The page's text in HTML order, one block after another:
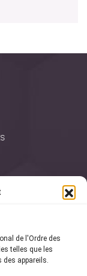
de l'Ordre des
telles que les
des appareils.